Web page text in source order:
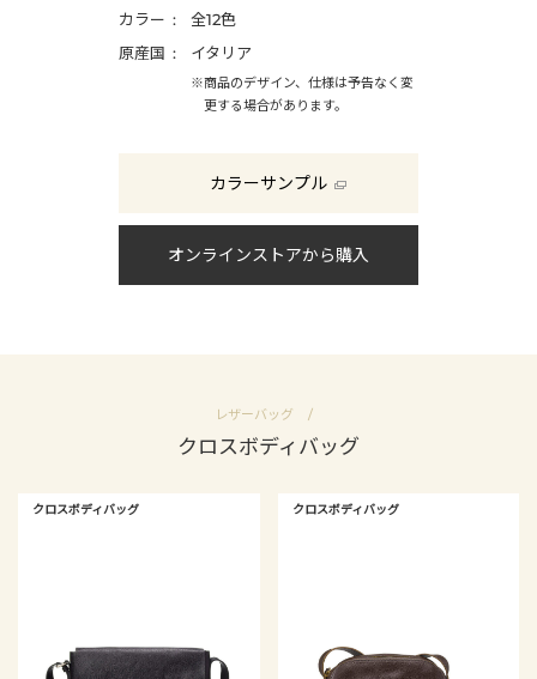
カラー
全12色
原産国
イタリア
※商品のデザイン、仕様は予告なく変
更する場合があります。
カラーサンプル
オンラインストアから購入
レザーバッグ
クロスボディバッグ
クロスボディバッグ クロスボディバッグ